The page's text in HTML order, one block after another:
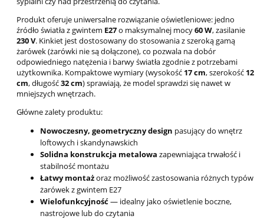
Produkt oferuje uniwersalne rozwiązanie oświetleniowe: jedno
źródło światła z gwintem E27o maksymalnej mocy60 W, zasilanie
230 V. Kinkiet jest dostosowany do stosowania z szeroką gamą
żarówek (żarówki nie są dołączone), co pozwala na dobór
odpowiedniego natężenia i barwy światła zgodnie z potrzebami
użytkownika. Kompaktowe wymiary (wysokość 17 cm, szerokość 12
cm, długość32 cm) sprawiają, że model sprawdzi się nawet w
mniejszych wnętrzach.
Główne zalety produktu:
Nowoczesny, geometryczny design pasujący do wnętrz
loftowych i skandynawskich
Solidna konstrukcja metalowa zapewniająca trwałość i
stabilność montażu
Łatwy montażoraz możliwość zastosowania różnych typów
żarówek z gwintem E27
Wielofunkcyjność— idealny jako oświetlenie boczne,
nastrojowe lub do czytania